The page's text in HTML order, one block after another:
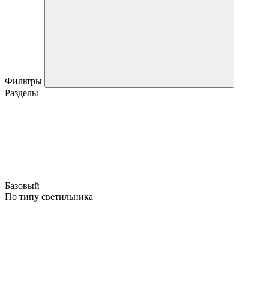
Фильтры
Разделы
Базовый
По типу светильника